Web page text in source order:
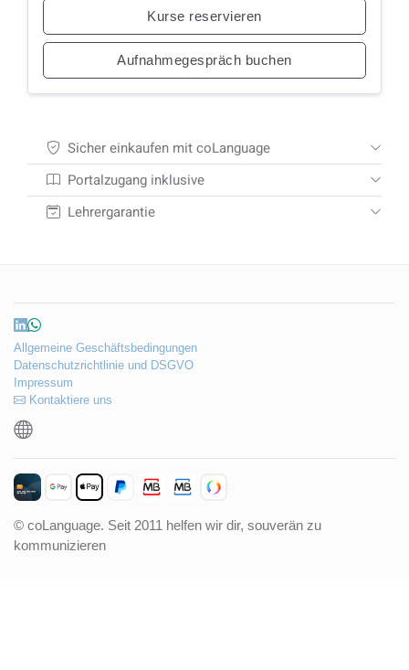
Kurse reservieren
Aufnahmegespräch buchen
Sicher einkaufen mit coLanguage
Portalzugang inklusive
Lehrergarantie
Allgemeine Geschäftsbedingungen
Datenschutzrichtlinie und DSGVO
Impressum
Kontaktiere uns
© coLanguage. Seit 2011 helfen wir dir, souverän zu
kommunizieren